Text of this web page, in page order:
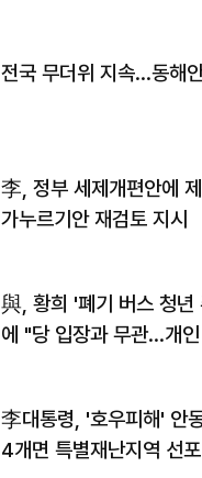
전국 무더위 지속…동해
李, 정부 세제개편안에
가누르기안 재검토 지시
與, 황희 '폐기 버스 청년
에 "당 입장과 무관…개
李대통령, '호우피해' 안
4개면 특별재난지역 선포